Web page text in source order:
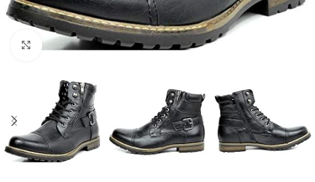
Click to enlarge